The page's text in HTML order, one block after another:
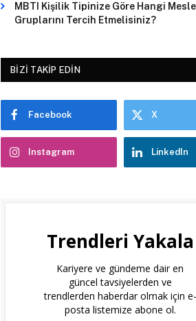
MBTI Kişilik Tipinize Göre Hangi
Gruplarını Tercih Etmelisiniz?
BIZI TAKIP EDIN
Facebook X
Instagram LinkedIn
Trendleri Yakala
Kariyere ve gündeme dair en
güncel tavsiyelerden ve
trendlerden haberdar olmak için e-
posta listemize abone ol.